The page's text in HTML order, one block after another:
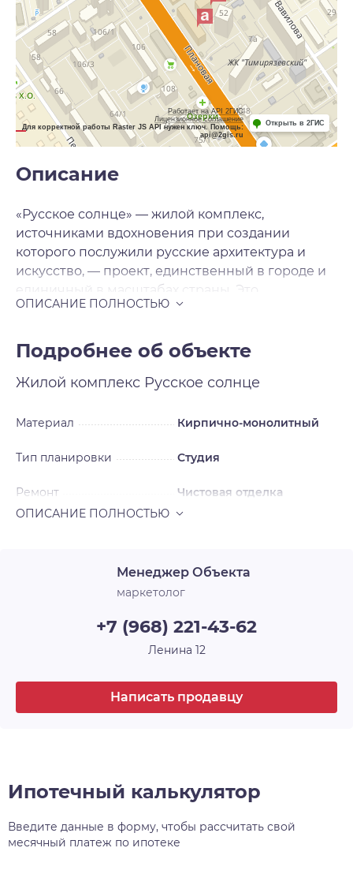
Работает на API 2ГИС
Лицензионное соглашение
Для корректной работы Raster JS API нужен ключ. Помощь:
api@2gis.ru
Открыть в 2ГИС
Описание
«Русское солнце» — жилой комплекс,
источниками вдохновения при создании
которого послужили русские архитектура и
искусство, — проект, единственный в городе и
единичный в масштабах страны. Это
современная архитектура с национальными
русских исторических стилей в нашем
времени. Источниками вдохновения для
архитекторов послужили русский и неорусский
искусстве, существовавшие в нашей стране в
революцией на пике развития. Смотреть на
включать шесть домов, каждый из которых
уникален, каждый — произведение
30-этажная башня, вершина комплекса, станет
высотной доминантой всего района, а
проекта, несомненно, затмит всё, что находится
Подробнее об объекте
Жилой комплекс Русское солнце
Материал Кирпично-монолитный
Тип планировки Студия
Ремонт Чистовая отделка
Менеджер Объекта
маркетолог
+7 (968) 221-43-62
Ленина 12
Написать продавцу
Ипотечный калькулятор
Введите данные в форму, чтобы рассчитать свой
месячный платеж по ипотеке